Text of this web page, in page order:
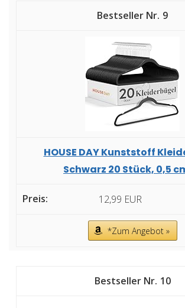
9
HOUSE DAY Kunststoff
Schwarz 20 Stück, 0,5
12,99 EUR
*Zum Angebot »
10